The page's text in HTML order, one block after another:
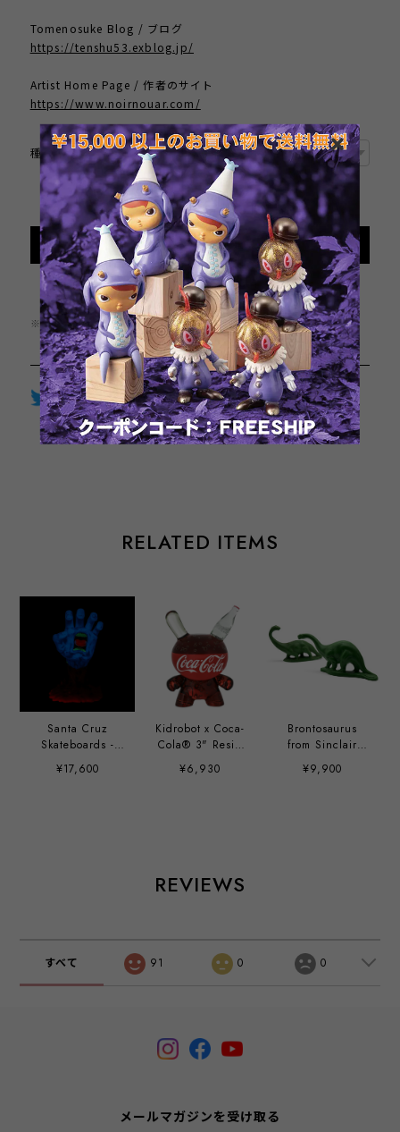
Tomenosuke Blog / ブログ
https://tenshu53.exblog.jp/
Artist Home Page / 作者のサイト
https://www.noirnouar.com/
種類
International shipping available
Sold out
日本国内にお住まいの方向け
※この商品は1点までのご注文とさせていただきます。
Twitter LINE Facebook
通報する
RELATED ITEMS
Santa Cruz
Skateboards -
40th Anniversary
Screaming Hand
¥17,600
Kidrobot x Coca-
Cola® 3" Resin
Dunny Art Figure
¥6,930
Brontosaurus
from Sinclair
Dinoland (1964-
1965)
¥9,900
REVIEWS
すべて 91 0 0
メールマガジンを受け取る